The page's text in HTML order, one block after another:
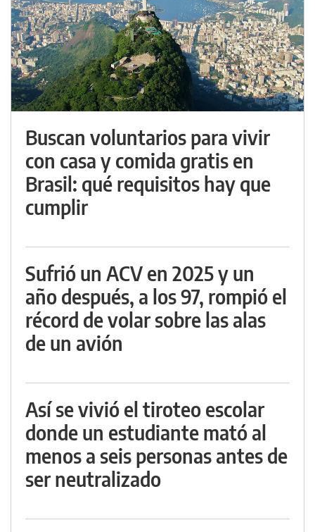
Buscan voluntarios para vivir
con casa y comida gratis en
Brasil: qué requisitos hay que
cumplir
Sufrió un ACV en 2025 y un
año después, a los 97, rompió el
récord de volar sobre las alas
de un avión
Así se vivió el tiroteo escolar
donde un estudiante mató al
menos a seis personas antes de
ser neutralizado